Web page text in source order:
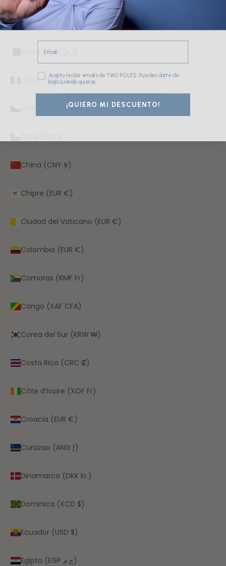
Caribe neerlandés (USD $)
Chad (XAF CFA)
Chequia (CZK Kč)
China (CNY ¥)
Chipre (EUR €)
Ciudad del Vaticano (EUR €)
Colombia (EUR €)
Comoras (KMF Fr)
Congo (XAF CFA)
Corea del Sur (KRW ₩)
Costa Rica (CRC ₡)
Côte d’Ivoire (XOF Fr)
Croacia (EUR €)
Curazao (ANG ƒ)
Dinamarca (DKK kr.)
Dominica (XCD $)
Ecuador (USD $)
Egipto (EGP ج.م)
Email
Consentimiento
Acepto recibir emails de TWO POLES. Puedes darte de
baja cuando quieras.
¡QUIERO MI DESCUENTO!